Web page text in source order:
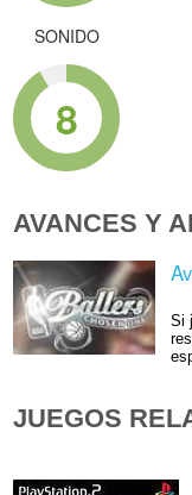
SONIDO
8
AVANCES Y
Si
JUEGOS